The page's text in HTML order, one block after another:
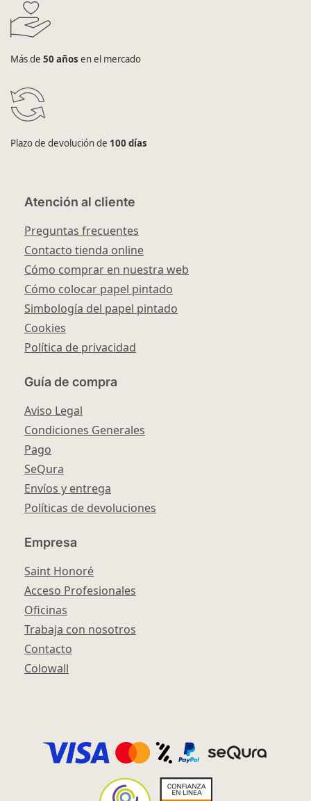
Más de 50 años en el mercado
Plazo de devolución de 100 días
Atención al cliente
Preguntas frecuentes
Contacto tienda online
Cómo comprar en nuestra web
Cómo colocar papel pintado
Simbología del papel pintado
Cookies
Política de privacidad
Guía de compra
Aviso Legal
Condiciones Generales
Pago
SeQura
Envíos y entrega
Políticas de devoluciones
Empresa
Saint Honoré
Acceso Profesionales
Oficinas
Trabaja con nosotros
Contacto
Colowall